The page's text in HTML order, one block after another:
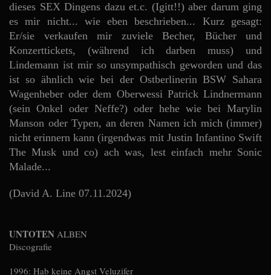
dieses SEX Dingens dazu et.c. (Igitt!!) aber darum ging
es mir nicht... wie eben beschrieben... Kurz gesagt:
Er/sie verkaufen mir zuviele Becher, Bücher und
Konzerttickets, (während ich darben muss) und
Lindemann ist mir so unsympathisch geworden und das
ist so ähnlich wie bei der Ostberlinerin BSW Sahara
Wagenheber oder dem Oberwessi Patrick Lindnermann
(sein Onkel oder Neffe?) oder hehe wie bei Marylin
Manson oder Typen, an deren Namen ich mich (immer)
nicht erinnern kann (irgendwas mit Justin Infantino Swift
The Musk und co) ach was, lest einfach mehr Sonic
Malade...
(David A. Line 07.11.2024)
UNTOTEN ALBEN
Discografie
1996: Hab keine Angst Veluzifer